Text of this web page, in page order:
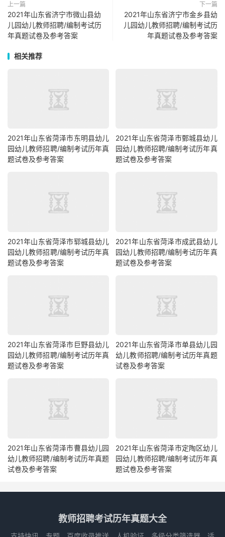
上一篇
2021年山东省济宁市微山县幼
儿园幼儿教师招聘/编制考试历
年真题试卷及参考答案
下一篇
2021年山东省济宁市金乡县幼
儿园幼儿教师招聘/编制考试历
年真题试卷及参考答案
相关推荐
2021年山东省菏泽市东明县幼儿
园幼儿教师招聘/编制考试历年真
题试卷及参考答案
2021年山东省菏泽市鄄城县幼儿
园幼儿教师招聘/编制考试历年真
题试卷及参考答案
2021年山东省菏泽市郓城县幼儿
园幼儿教师招聘/编制考试历年真
题试卷及参考答案
2021年山东省菏泽市成武县幼儿
园幼儿教师招聘/编制考试历年真
题试卷及参考答案
2021年山东省菏泽市巨野县幼儿
园幼儿教师招聘/编制考试历年真
题试卷及参考答案
2021年山东省菏泽市单县幼儿园
幼儿教师招聘/编制考试历年真题
试卷及参考答案
2021年山东省菏泽市曹县幼儿园
幼儿教师招聘/编制考试历年真题
试卷及参考答案
2021年山东省菏泽市定陶区幼儿
园幼儿教师招聘/编制考试历年真
题试卷及参考答案
教师招聘考试历年真题大全